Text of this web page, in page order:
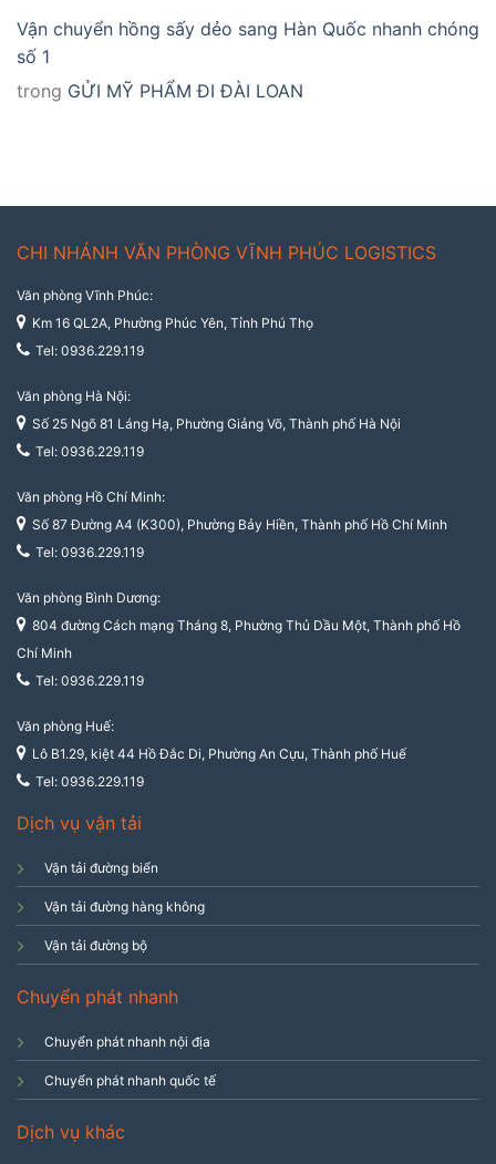
Vận chuyển hồng sấy dẻo sang Hàn Quốc nhanh chóng
số 1
trong GỬI MỸ PHẨM ĐI ĐÀI LOAN
CHI NHÁNH VĂN PHÒNG VĨNH PHÚC LOGISTICS
Văn phòng Vĩnh Phúc:
Km 16 QL2A, Phường Phúc Yên, Tỉnh Phú Thọ
Tel: 0936.229.119
Văn phòng Hà Nội:
Số 25 Ngõ 81 Láng Hạ, Phường Giảng Võ, Thành phố Hà Nội
Tel: 0936.229.119
Văn phòng Hồ Chí Minh:
Số 87 Đường A4 (K300), Phường Bảy Hiền, Thành phố Hồ Chí Minh
Tel: 0936.229.119
Văn phòng Bình Dương:
804 đường Cách mạng Tháng 8, Phường Thủ Dầu Một, Thành phố Hồ
Chí Minh
Tel: 0936.229.119
Văn phòng Huế:
Lô B1.29, kiệt 44 Hồ Đắc Di, Phường An Cựu, Thành phố Huế
Tel: 0936.229.119
Dịch vụ vận tải
Vận tải đường biển
Vận tải đường hàng không
Vận tải đường bộ
Chuyển phát nhanh
Chuyển phát nhanh nội địa
Chuyển phát nhanh quốc tế
Dịch vụ khác